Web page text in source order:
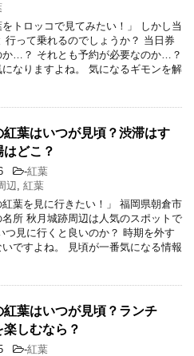
をトロッコで見てみたい！」 しかし当
行って乗れるのでしょうか？ 当日券
か…？ それとも予約が必要なのか…？
なりますよね。 気になるギモンを解
紅葉はいつが見頃？渋滞はす
どこ？
-紅葉
辺 紅葉
紅葉を見に行きたい！」 福岡県朝倉市
所 秋月城跡周辺は人気のスポットで
つ見に行くと良いのか？ 時期を外す
いですよね。 見頃が一番気になる情報
紅葉はいつが見頃？ランチ
しむなら？
-紅葉